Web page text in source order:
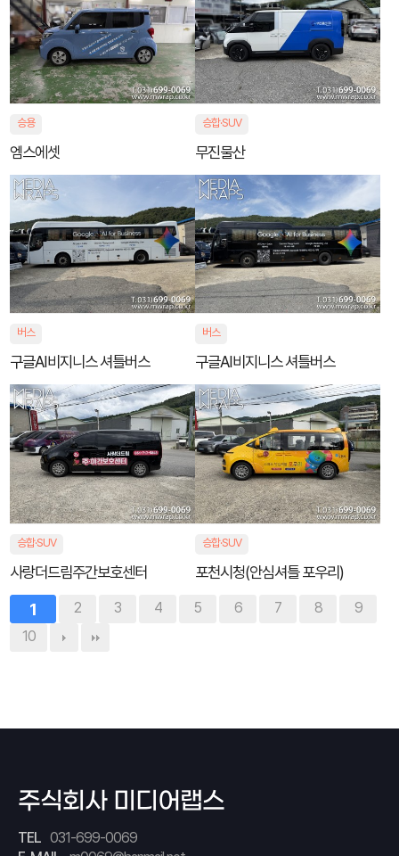
승용
엠스에셋
승합·SUV
무진물산
버스
구글AI비지니스 셔틀버스
버스
구글AI비지니스 셔틀버스
승합·SUV
사랑더드림주간보호센터
승합·SUV
포천시청(안심셔틀 포우리)
1 2 3 4 5 6 7 8
9
10
주식회사 미디어랩스
TEL 031-699-0069